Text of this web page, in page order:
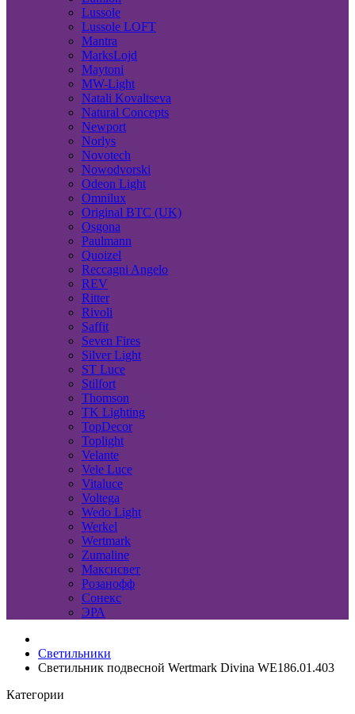
Lussole
Lussole LOFT
Mantra
MarksLojd
Maytoni
MW-Light
Natali Kovaltseva
Natural Concepts
Newport
Norlys
Novotech
Nowodvorski
Odeon Light
Omnilux
Original BTC (UK)
Osgona
Paulmann
Quoizel
Reccagni Angelo
REV
Ritter
Rivoli
Saffit
Seven Fires
Silver Light
ST Luce
Stilfort
Thomson
TK Lighting
TopDecor
Toplight
Velante
Vele Luce
Vitaluce
Voltega
Wedo Light
Werkel
Wertmark
Zumaline
Максисвет
Розанофф
Сонекс
ЭРА
Светильники
Светильник подвесной Wertmark Divina WE186.01.403
Категории